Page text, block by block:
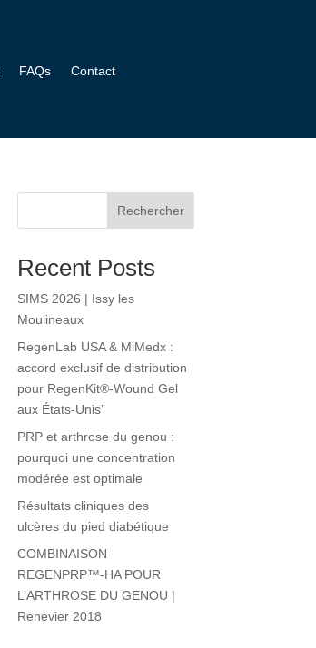
FAQs Contact
Rechercher
Recent Posts
SIMS 2026 | Issy les
Moulineaux
RegenLab USA & MiMedx :
accord exclusif de distribution
pour RegenKit®-Wound Gel
aux États-Unis”
PRP et arthrose du genou :
pourquoi une concentration
modérée est optimale
Résultats cliniques des
ulcères du pied diabétique
COMBINAISON
REGENPRP™-HA POUR
L’ARTHROSE DU GENOU |
Renevier 2018